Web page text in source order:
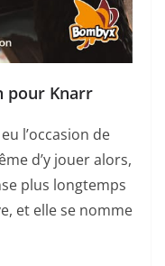
pour Knarr
l’occasion de
d’y jouer alors,
plus longtemps
et elle se nomme